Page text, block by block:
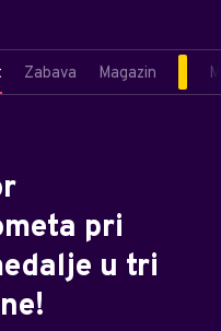
Zabava Magazin
pri
u tri